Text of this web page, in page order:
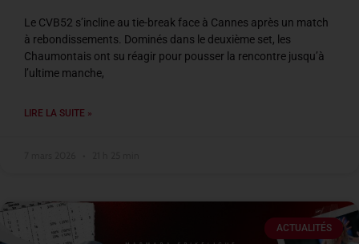
Le CVB52 s’incline au tie-break face à Cannes après un match
à rebondissements. Dominés dans le deuxième set, les
Chaumontais ont su réagir pour pousser la rencontre jusqu’à
l’ultime manche,
LIRE LA SUITE »
ACTUALITÉS